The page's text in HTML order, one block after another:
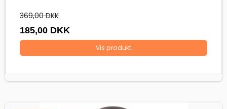
369,00 DKK
185,00 DKK
Vis produkt